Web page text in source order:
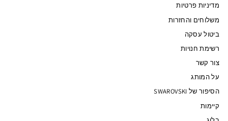
מדיניות פרטיות
משלוחים והחזרות
ביטול עסקה
רשימת חנויות
צור קשר
על המותג
הסיפור של SWAROVSKI
קיימות